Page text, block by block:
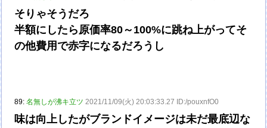
そりゃそうだろ
半額にしたら原価率80～100%に跳ね上がってそ
の他費用で赤字になるだろうし
89:名無しが沸キ立ツ 2021/11/09(火) 20:03:33.27 ID:/pouxnfO0
味は向上したがブランドイメージは未だ最底辺な